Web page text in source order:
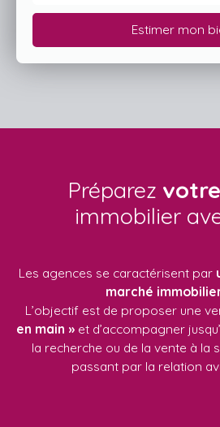
Estimer mon
Préparez
immobilier
Les agences se caractérisent par
marché
L’objectif est de proposer une
en main » et d’accompagner
la recherche ou de la vente à la
passant par la relation